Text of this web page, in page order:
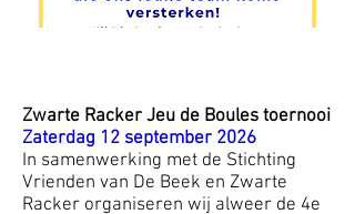
Zwarte Racker Jeu de Boules toernooi
Zaterdag 12 september 2026
In samenwerking met de Stichting
Vrienden van De Beek en Zwarte
Racker organiseren wij alweer de 4e